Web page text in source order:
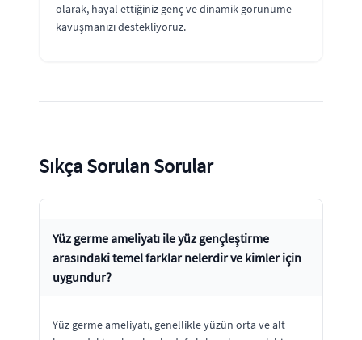
olarak, hayal ettiğiniz genç ve dinamik görünüme
kavuşmanızı destekliyoruz.
Sıkça Sorulan Sorular
Yüz germe ameliyatı ile yüz gençleştirme
arasındaki temel farklar nelerdir ve kimler için
uygundur?
Yüz germe ameliyatı, genellikle yüzün orta ve alt